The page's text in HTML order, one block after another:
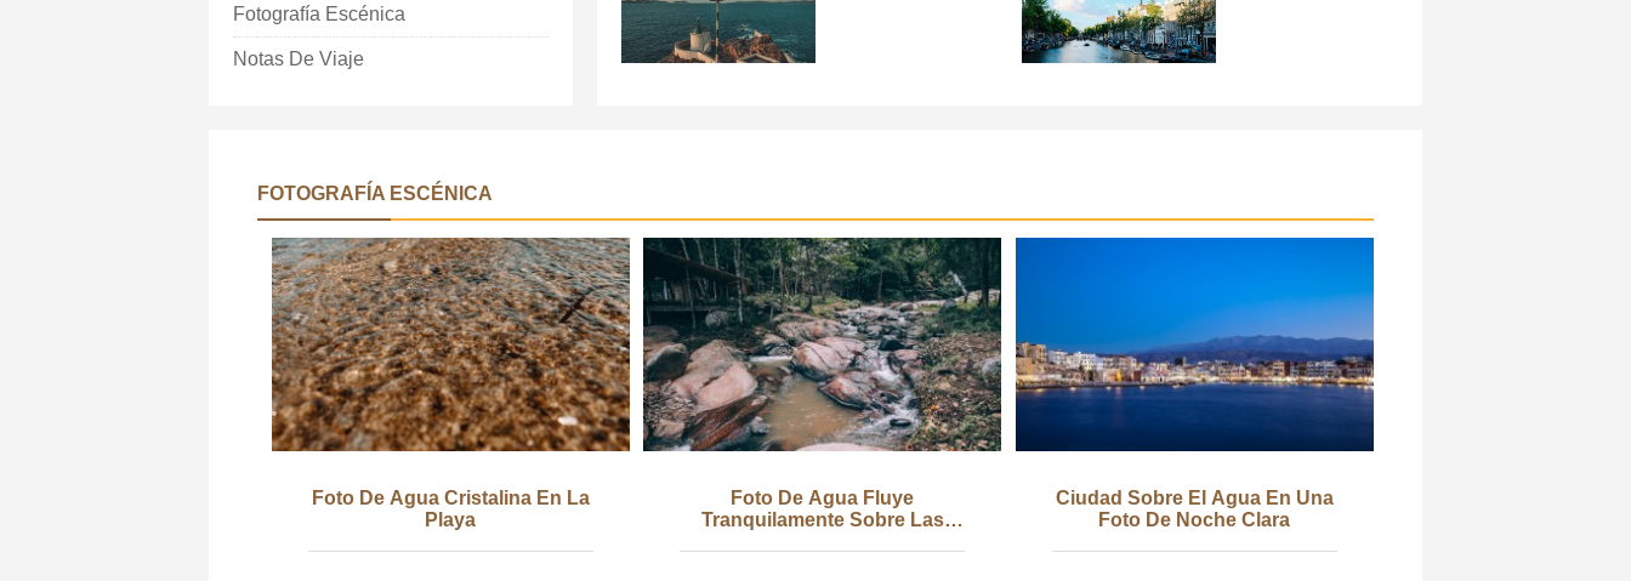
Fotografía Escénica
Notas De Viaje
FOTOGRAFÍA ESCÉNICA
Foto De Agua Cristalina En La
Playa
Foto De Agua Fluye
Tranquilamente Sobre Las
Ciudad Sobre El Agua En Una
Foto De Noche Clara